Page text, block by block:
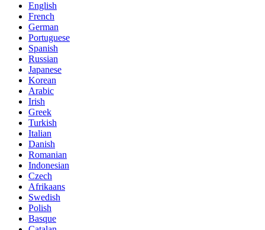
English
French
German
Portuguese
Spanish
Russian
Japanese
Korean
Arabic
Irish
Greek
Turkish
Italian
Danish
Romanian
Indonesian
Czech
Afrikaans
Swedish
Polish
Basque